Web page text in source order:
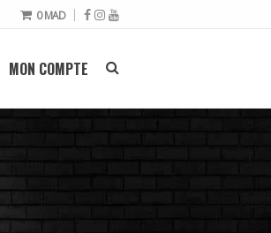
0MAD
MON COMPTE